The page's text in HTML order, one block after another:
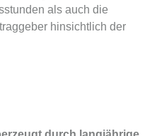
als auch die
hinsichtlich der